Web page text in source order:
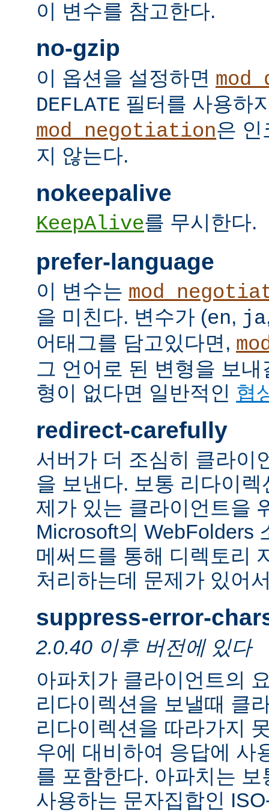
이 변수를 참고한다.
no-gzip
이 옵션을 설정하면
DEFLATE 필터를 사용하
mod_negotiation은 인
지 않는다.
nokeepalive
KeepAlive를 무시한다.
prefer-language
이 변수는
을 미친다. 변수가 (en, ja
어태그를 담고있다면,
그 언어로 된 변형을 보
형이 없다면 일반적인 협
redirect-carefully
서버가 더 조심히 클라이
을 보낸다. 보통 리다이
제가 있는 클라이언트을
Microsoft의 WebFolders
메써드를 통해 디렉토리
처리하는데 문제가 있어
suppress-error-
2.0.40 이후 버전에 있다
아파치가 클라이언트의
리다이렉션을 보낼때 클
리다이렉션을 따라가지
우에 대비하여 응답에 사
를 포함한다. 아파치는
사용하는 문자집합인